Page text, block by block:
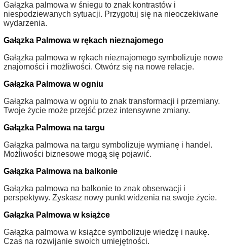
Gałązka palmowa w śniegu to znak kontrastów i
niespodziewanych sytuacji. Przygotuj się na nieoczekiwane
wydarzenia.
Gałązka Palmowa w rękach nieznajomego
Gałązka palmowa w rękach nieznajomego symbolizuje nowe
znajomości i możliwości. Otwórz się na nowe relacje.
Gałązka Palmowa w ogniu
Gałązka palmowa w ogniu to znak transformacji i przemiany.
Twoje życie może przejść przez intensywne zmiany.
Gałązka Palmowa na targu
Gałązka palmowa na targu symbolizuje wymianę i handel.
Możliwości biznesowe mogą się pojawić.
Gałązka Palmowa na balkonie
Gałązka palmowa na balkonie to znak obserwacji i
perspektywy. Zyskasz nowy punkt widzenia na swoje życie.
Gałązka Palmowa w książce
Gałązka palmowa w książce symbolizuje wiedzę i naukę.
Czas na rozwijanie swoich umiejętności.